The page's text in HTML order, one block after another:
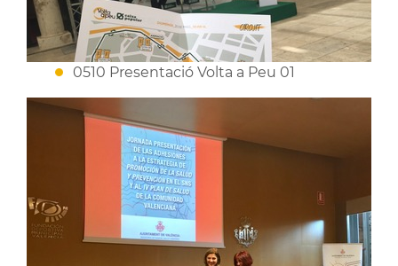
0510 Presentació Volta a Peu 01